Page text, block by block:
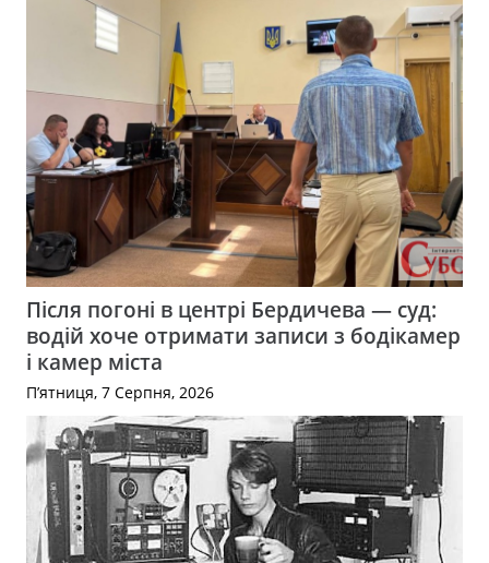
Після погоні в центрі Бердичева — суд:
водій хоче отримати записи з бодікамер
і камер міста
П’ятниця, 7 Серпня, 2026